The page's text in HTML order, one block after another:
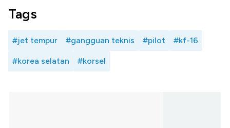
Tags
#jet tempur #gangguan teknis #pilot #kf-16
#korea selatan #korsel